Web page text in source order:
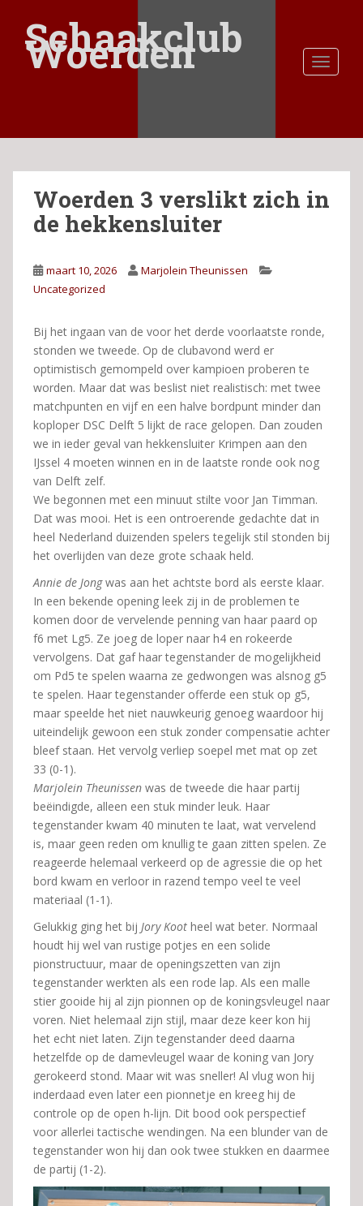
a
Schaakclub
Woerden
Woerden 3 verslikt zich in
de hekkensluiter
maart 10, 2026
Marjolein Theunissen
Uncategorized
Bij het ingaan van de voor het derde voorlaatste ronde,
stonden we tweede. Op de clubavond werd er
optimistisch gemompeld over kampioen proberen te
worden. Maar dat was beslist niet realistisch: met twee
matchpunten en vijf en een halve bordpunt minder dan
koploper DSC Delft 5 lijkt de race gelopen. Dan zouden
we in ieder geval van hekkensluiter Krimpen aan den
IJssel 4 moeten winnen en in de laatste ronde ook nog
van Delft zelf.
We begonnen met een minuut stilte voor Jan Timman.
Dat was mooi. Het is een ontroerende gedachte dat in
heel Nederland duizenden spelers tegelijk stil stonden bij
het overlijden van deze grote schaak held.
Annie de Jongwas aan het achtste bord als eerste klaar.
In een bekende opening leek zij in de problemen te
komen door de vervelende penning van haar paard op
f6 met Lg5. Ze joeg de loper naar h4 en rokeerde
vervolgens. Dat gaf haar tegenstander de mogelijkheid
om Pd5 te spelen waarna ze gedwongen was alsnog g5
te spelen. Haar tegenstander offerde een stuk op g5,
maar speelde het niet nauwkeurig genoeg waardoor hij
uiteindelijk gewoon een stuk zonder compensatie achter
bleef staan. Het vervolg verliep soepel met mat op zet
33 (0-1).
Marjolein Theunissen was de tweede die haar partij
beëindigde, alleen een stuk minder leuk. Haar
tegenstander kwam 40 minuten te laat, wat vervelend
is, maar geen reden om knullig te gaan zitten spelen. Ze
reageerde helemaal verkeerd op de agressie die op het
bord kwam en verloor in razend tempo veel te veel
materiaal (1-1).
Gelukkig ging het bij Jory Koot heel wat beter. Normaal
houdt hij wel van rustige potjes en een solide
pionstructuur, maar de openingszetten van zijn
tegenstander werkten als een rode lap. Als een malle
stier gooide hij al zijn pionnen op de koningsvleugel naar
voren. Niet helemaal zijn stijl, maar deze keer kon hij
het echt niet laten. Zijn tegenstander deed daarna
hetzelfde op de damevleugel waar de koning van Jory
gerokeerd stond. Maar wit was sneller! Al vlug won hij
inderdaad even later een pionnetje en kreeg hij de
controle op de open h-lijn. Dit bood ook perspectief
voor allerlei tactische wendingen. Na een blunder van de
tegenstander won hij dan ook twee stukken en daarmee
de partij (1-2).